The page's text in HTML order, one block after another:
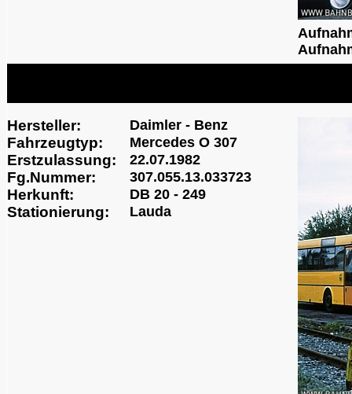
Hersteller: Daimler - Benz
Fahrzeugtyp: Mercedes O 307
Erstzulassung: 22.07.1982
Fg.Nummer: 307.055.13.033723
Herkunft: DB 20 - 249
Stationierung: Lauda